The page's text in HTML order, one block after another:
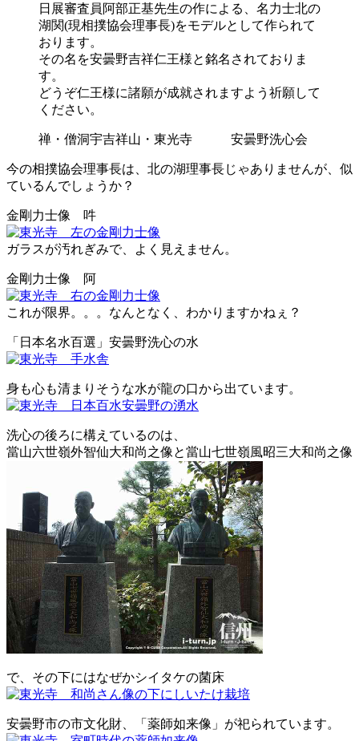
日展審査員阿部正基先生の作による、名力士北の
湖関(現相撲協会理事長)をモデルとして作られて
おります。
その名を安曇野吉祥仁王様と銘名されておりま
す。
どうぞ仁王様に諸願が成就されますよう祈願して
ください。
禅・僧洞宇吉祥山・東光寺 安曇野洗心会
今の相撲協会理事長は、北の湖理事長じゃありませんが、似
ているんでしょうか？
金剛力士像 吽
ガラスが汚れぎみで、よく見えません。
金剛力士像 阿
これが限界。。。なんとなく、わかりますかねぇ？
「日本名水百選」安曇野洗心の水
身も心も清まりそうな水が龍の口から出ています。
洗心の後ろに構えているのは、
當山六世嶺外智仙大和尚之像と當山七世嶺風昭三大和尚之像
で、その下にはなぜかシイタケの菌床
安曇野市の市文化財、「薬師如来像」が祀られています。